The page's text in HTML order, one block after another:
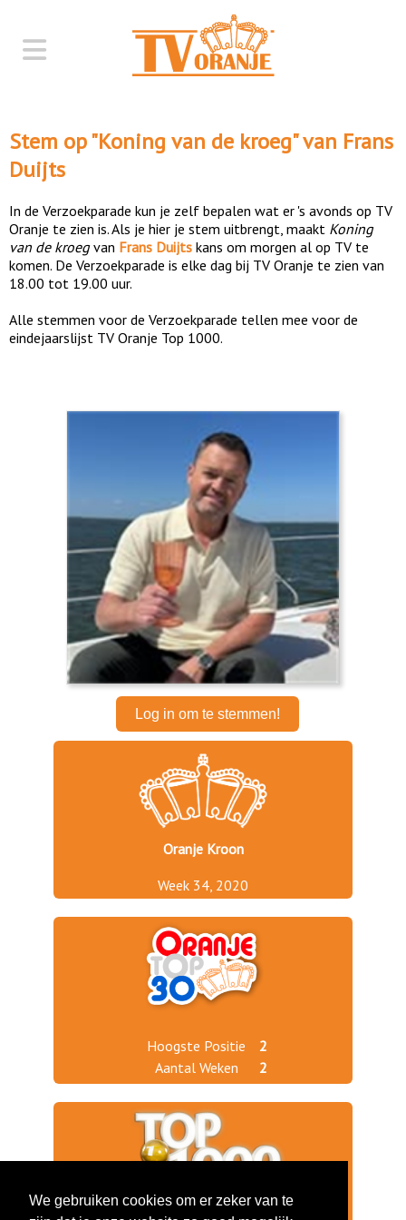
Stem op "Koning van de kroeg" van Frans
Duijts
In de Verzoekparade kun je zelf bepalen wat er 's avonds op TV
Oranje te zien is. Als je hier je stem uitbrengt, maakt Koning
van de kroegvan Frans Duijts kans om morgen al op TV te
komen. De Verzoekparade is elke dag bij TV Oranje te zien van
18.00 tot 19.00 uur.
Alle stemmen voor de Verzoekparade tellen mee voor de
eindejaarslijst TV Oranje Top 1000.
Log in om te stemmen!
Oranje Kroon
Week 34, 2020
Hoogste Positie
2
Aantal Weken
2
We gebruiken cookies om er zeker van te